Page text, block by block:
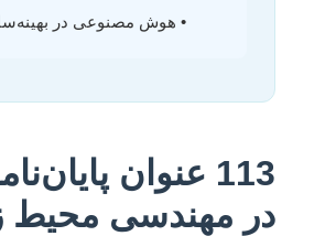
• هوش مصنوعی در
113 عنوان
در مهندسی